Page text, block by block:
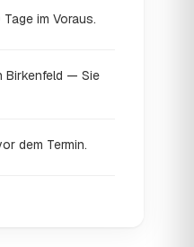
im Voraus.
Birkenfeld — Sie
dem Termin.